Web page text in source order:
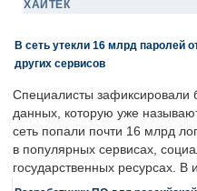
ХАЙТЕК
В сеть утекли 16 млрд паролей
других сервисов
Специалисты зафиксировали
данных, которую уже
сеть попали почти 16 млрд
в популярных сервисах,
государственных ресурсах. В